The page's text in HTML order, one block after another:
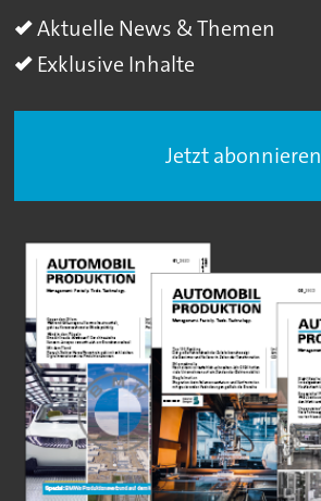
Aktuelle News & Themen
Exklusive Inhalte
Jetzt abonnieren